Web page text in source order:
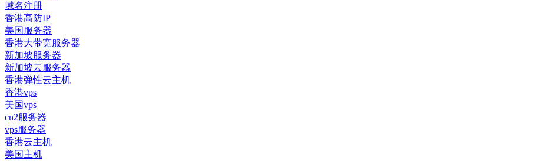
域名注册
香港高防IP
美国服务器
香港大带宽服务器
新加坡服务器
新加坡云服务器
香港弹性云主机
香港vps
美国vps
cn2服务器
vps服务器
香港云主机
美国主机